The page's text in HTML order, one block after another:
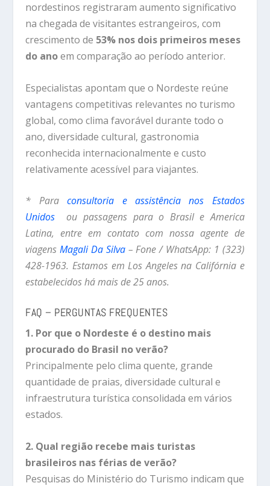
nordestinos registraramaumentosignificativo
nachegadadevisitantesestrangeiros,com
crescimentode 53% nos dois primeiros meses
do ano emcomparaçãoao períodoanterior.
Especialistasapontamqueo Nordeste reúne
vantagenscompetitivas relevantes noturismo
global,comoclimafavoráveldurantetodoo
ano,diversidadecultural, gastronomia
reconhecida internacionalmenteecusto
relativamenteacessível paraviajantes.
* Paraconsultoria e assistência nos Estados
Unidos
ou passagens para o Brasil e America
Latina, entre em contato com nossa agente de
viagensMagali Da Silva– Fone / WhatsApp: 1 (323)
428-1963. Estamos em Los Angeles na Califórnia e
estabelecidos há mais de 25 anos.
FAQ – PERGUNTAS FREQUENTES
1. Por que o Nordeste é o destino mais
procurado do Brasil no verão?
Principalmente pelo clima quente, grande
quantidade de praias, diversidade cultural e
infraestrutura turística consolidada em vários
estados.
2. Qual região recebe mais turistas
brasileiros nas férias de verão?
Pesquisas do Ministério do Turismo indicam que